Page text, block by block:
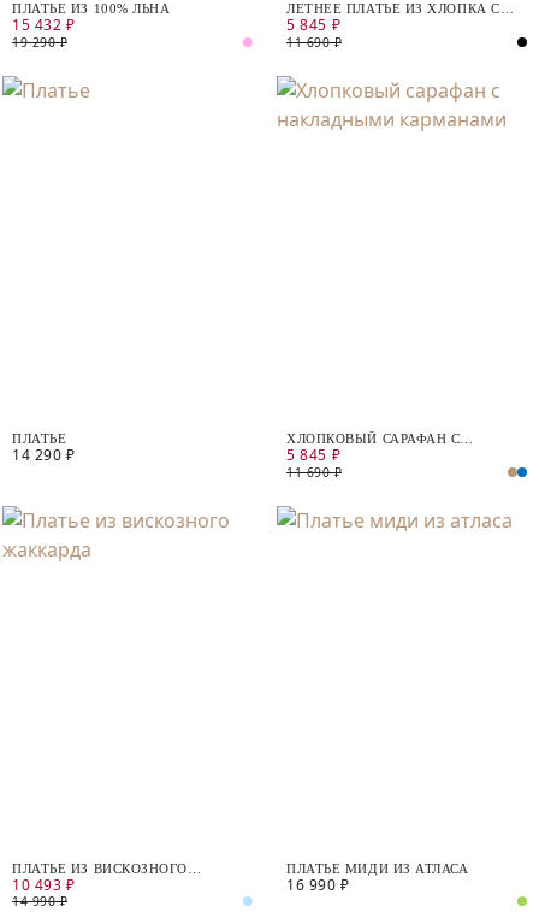
ПЛАТЬЕ ИЗ 100% ЛЬНА
15 432 ₽
19 290 ₽
ЛЕТНЕЕ ПЛАТЬЕ ИЗ ХЛОПКА С
ЦВЕТОЧНЫМ ПРИНТОМ
5 845 ₽
11 690 ₽
ПЛАТЬЕ
14 290 ₽
ХЛОПКОВЫЙ САРАФАН С
НАКЛАДНЫМИ КАРМАНАМИ
5 845 ₽
11 690 ₽
ПЛАТЬЕ ИЗ ВИСКОЗНОГО
ЖАККАРДА
10 493 ₽
14 990 ₽
ПЛАТЬЕ МИДИ ИЗ АТЛАСА
16 990 ₽